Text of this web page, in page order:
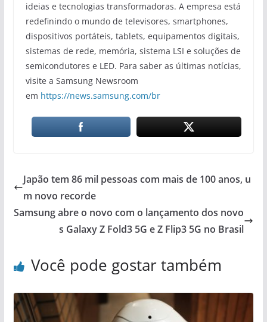
ideias e tecnologias transformadoras. A empresa está
redefinindo o mundo de televisores, smartphones,
dispositivos portáteis, tablets, equipamentos digitais,
sistemas de rede, memória, sistema LSI e soluções de
semicondutores e LED. Para saber as últimas notícias,
visite a Samsung Newsroom
em https://news.samsung.com/br
Japão tem 86 mil pessoas com mais de 100 anos, u
m novo recorde
Samsung abre o novo com o lançamento dos novo
s Galaxy Z Fold3 5G e Z Flip3 5G no Brasil
Você pode gostar também